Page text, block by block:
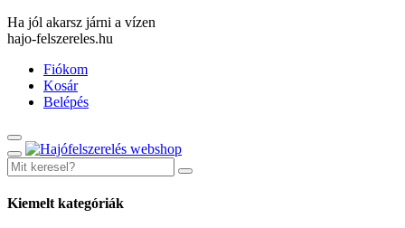
Ha jól akarsz járni a vízen
hajo-felszereles.hu
Fiókom
Kosár
Belépés
Kiemelt kategóriák